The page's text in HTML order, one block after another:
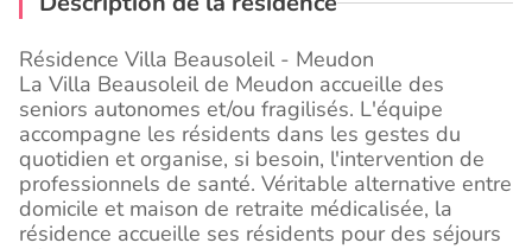
Résidence Villa Beausoleil - Meudon
La Villa Beausoleil de Meudon accueille des
seniors autonomes et/ou fragilisés. L'équipe
accompagne les résidents dans les gestes du
quotidien et organise, si besoin, l'intervention de
professionnels de santé. Véritable alternative entre
domicile et maison de retraite médicalisée, la
résidence accueille ses résidents pour des séjours